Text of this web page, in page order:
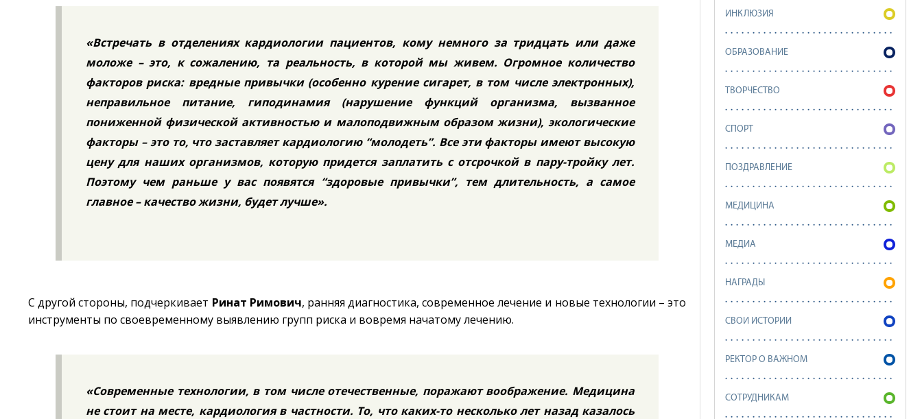
«Встречать в отделениях кардиологии пациентов, кому немного за тридцать или даже
моложе – это, к сожалению, та реальность, в которой мы живем. Огромное количество
факторов риска: вредные привычки (особенно курение сигарет, в том числе электронных),
неправильное питание, гиподинамия (нарушение функций организма, вызванное
пониженной физической активностью и малоподвижным образом жизни), экологические
факторы – это то, что заставляет кардиологию “молодеть”. Все эти факторы имеют высокую
цену для наших организмов, которую придется заплатить с отсрочкой в пару-тройку лет.
Поэтому чем раньше у вас появятся “здоровые привычки”, тем длительность, а самое
главное – качество жизни, будет лучше».
С другой стороны, подчеркивает Ринат Римович, ранняя диагностика, современное лечение и новые технологии – это
инструменты по своевременному выявлению групп риска и вовремя начатому лечению.
«Современные технологии, в том числе отечественные, поражают воображение. Медицина
не стоит на месте, кардиология в частности. То, что каких-то несколько лет назад казалось
ИНКЛЮЗИЯ
ОБРАЗОВАНИЕ
ТВОРЧЕСТВО
СПОРТ
ПОЗДРАВЛЕНИЕ
МЕДИЦИНА
МЕДИА
НАГРАДЫ
СВОИ ИСТОРИИ
РЕКТОР О ВАЖНОМ
СОТРУДНИКАМ